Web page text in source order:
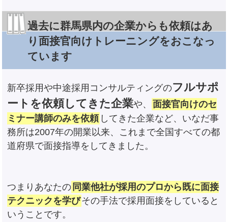
過去に群馬県内の企業からも依頼はあ
り面接官向けトレーニングをおこなっ
ています
新卒採用や中途採用コンサルティングのフルサポ
ートを依頼してきた企業や、
面接官向けのセ
ミナー講師のみを依頼 してきた企業など、いなだ事
務所は2007年の開業以来、これまで全国すべての都
道府県で面接指導をしてきました。
つまりあなたの 同業他社が採用のプロから既に面接
テクニックを学びその手法で採用面接をしていると
いうことです。